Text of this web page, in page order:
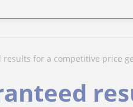
results for a competitive price